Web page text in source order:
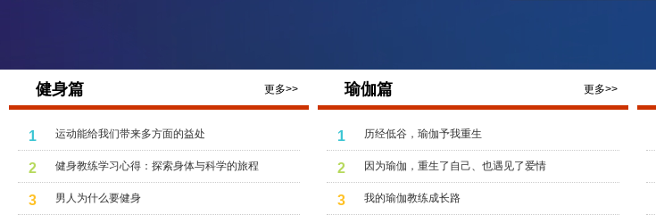
健身篇 更多>>
1 运动能给我们带来多方面的益处
2 健身教练学习心得：探索身体与科学的旅程
3 男人为什么要健身
瑜伽篇 更多>>
1 历经低谷，瑜伽予我重生
2 因为瑜伽，重生了自己、也遇见了爱情
3 我的瑜伽教练成长路